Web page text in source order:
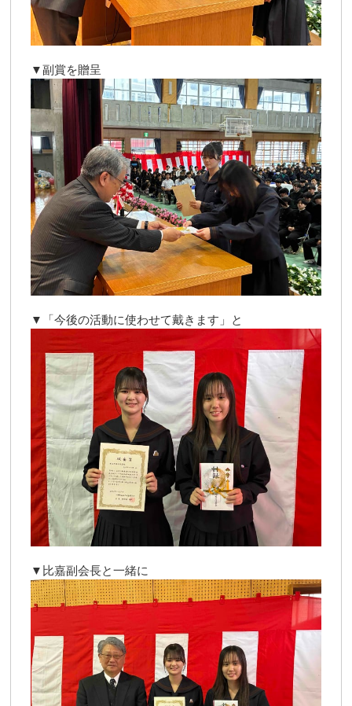
▼副賞を贈呈
▼「今後の活動に使わせて戴きます」と
▼比嘉副会長と一緒に